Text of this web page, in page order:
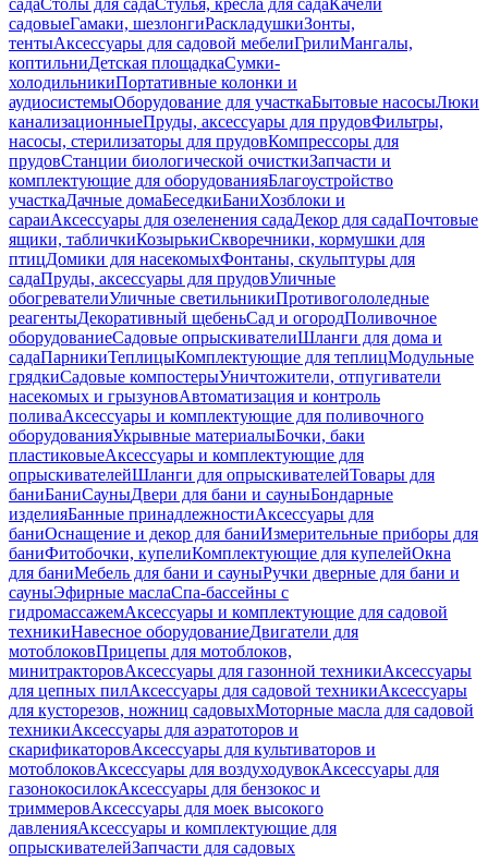
садаСтолы для садаСтулья, кресла для садаКачели
садовыеГамаки, шезлонгиРаскладушкиЗонты,
тентыАксессуары для садовой мебелиГрилиМангалы,
коптильниДетская площадкаСумки-
холодильникиПортативные колонки и
аудиосистемыОборудование для участкаБытовые насосыЛюки
канализационныеПруды, аксессуары для прудовФильтры,
насосы, стерилизаторы для прудовКомпрессоры для
прудовСтанции биологической очисткиЗапчасти и
комплектующие для оборудованияБлагоустройство
участкаДачные домаБеседкиБаниХозблоки и
сараиАксессуары для озеленения садаДекор для садаПочтовые
ящики, табличкиКозырькиСкворечники, кормушки для
птицДомики для насекомыхФонтаны, скульптуры для
садаПруды, аксессуары для прудовУличные
обогревателиУличные светильникиПротивогололедные
реагентыДекоративный щебеньСад и огородПоливочное
оборудованиеСадовые опрыскивателиШланги для дома и
садаПарникиТеплицыКомплектующие для теплицМодульные
грядкиСадовые компостерыУничтожители, отпугиватели
насекомых и грызуновАвтоматизация и контроль
поливаАксессуары и комплектующие для поливочного
оборудованияУкрывные материалыБочки, баки
пластиковыеАксессуары и комплектующие для
опрыскивателейШланги для опрыскивателейТовары для
баниБаниСауныДвери для бани и сауныБондарные
изделияБанные принадлежностиАксессуары для
баниОснащение и декор для баниИзмерительные приборы для
баниФитобочки, купелиКомплектующие для купелейОкна
для баниМебель для бани и сауныРучки дверные для бани и
сауныЭфирные маслаСпа-бассейны с
гидромассажемАксессуары и комплектующие для садовой
техникиНавесное оборудованиеДвигатели для
мотоблоковПрицепы для мотоблоков,
минитракторовАксессуары для газонной техникиАксессуары
для цепных пилАксессуары для садовой техникиАксессуары
для кусторезов, ножниц садовыхМоторные масла для садовой
техникиАксессуары для аэратоторов и
скарификаторовАксессуары для культиваторов и
мотоблоковАксессуары для воздуходувокАксессуары для
газонокосилокАксессуары для бензокос и
триммеровАксессуары для моек высокого
давленияАксессуары и комплектующие для
опрыскивателейЗапчасти для садовых